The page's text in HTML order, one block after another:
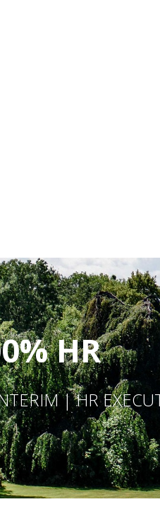
HR
| HR